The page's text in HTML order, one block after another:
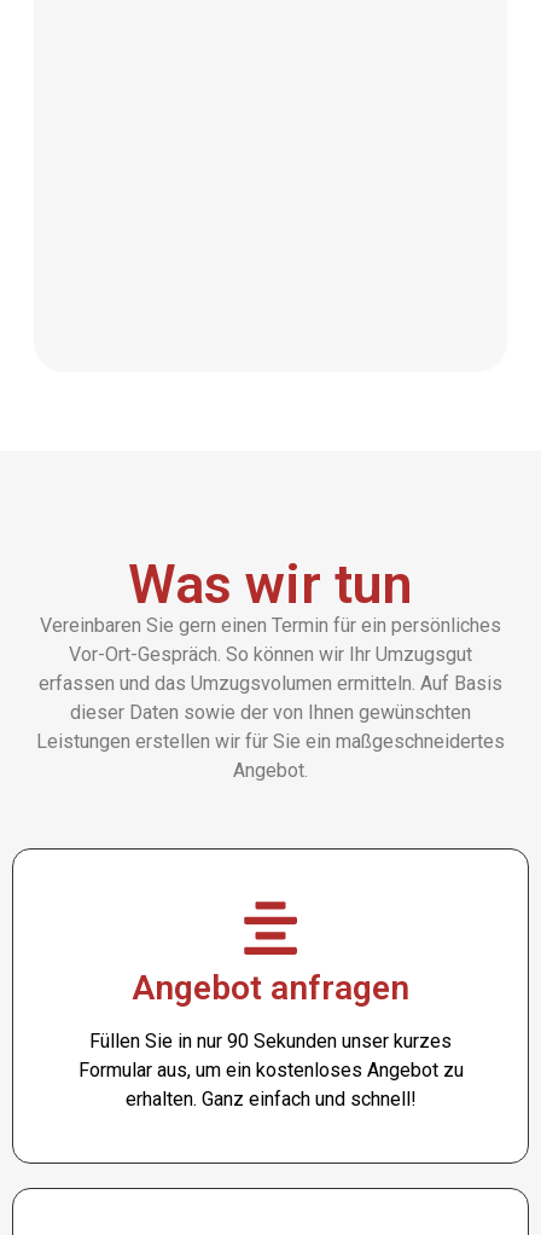
Was wir tun
Vereinbaren Sie gern einen Termin für ein persönliches
Vor-Ort-Gespräch. So können wir Ihr Umzugsgut
erfassen und das Umzugsvolumen ermitteln. Auf Basis
dieser Daten sowie der von Ihnen gewünschten
Leistungen erstellen wir für Sie ein maßgeschneidertes
Angebot.
Angebot anfragen
Füllen Sie in nur 90 Sekunden unser kurzes
Formular aus, um ein kostenloses Angebot zu
erhalten. Ganz einfach und schnell!